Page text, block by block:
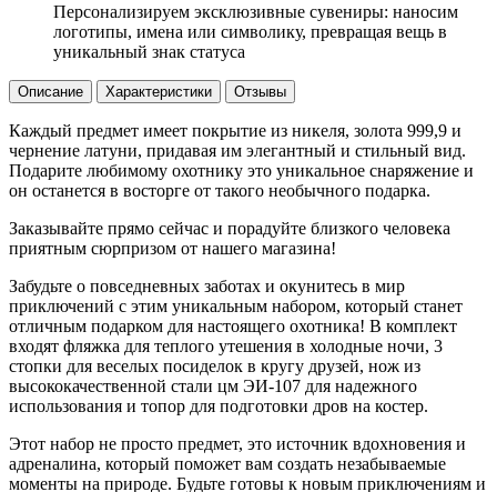
Персонализируем эксклюзивные сувениры: наносим
логотипы, имена или символику, превращая вещь в
уникальный знак статуса
Описание Характеристики Отзывы
Каждый предмет имеет покрытие из никеля, золота 999,9 и
чернение латуни, придавая им элегантный и стильный вид.
Подарите любимому охотнику это уникальное снаряжение и
он останется в восторге от такого необычного подарка.
Заказывайте прямо сейчас и порадуйте близкого человека
приятным сюрпризом от нашего магазина!
Забудьте о повседневных заботах и окунитесь в мир
приключений с этим уникальным набором, который станет
отличным подарком для настоящего охотника! В комплект
входят фляжка для теплого утешения в холодные ночи, 3
стопки для веселых посиделок в кругу друзей, нож из
высококачественной стали цм ЭИ-107 для надежного
использования и топор для подготовки дров на костер.
Этот набор не просто предмет, это источник вдохновения и
адреналина, который поможет вам создать незабываемые
моменты на природе. Будьте готовы к новым приключениям и